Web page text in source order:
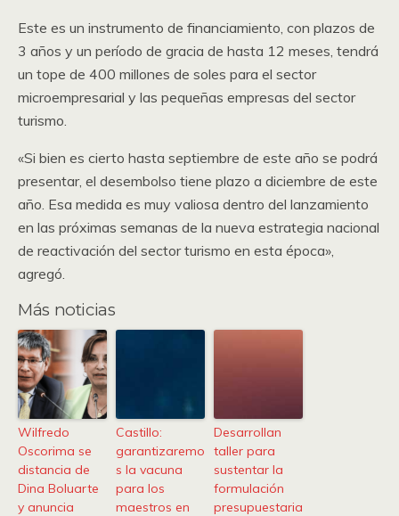
Este es un instrumento de financiamiento, con plazos de
3 años y un período de gracia de hasta 12 meses, tendrá
un tope de 400 millones de soles para el sector
microempresarial y las pequeñas empresas del sector
turismo.
«Si bien es cierto hasta septiembre de este año se podrá
presentar, el desembolso tiene plazo a diciembre de este
año. Esa medida es muy valiosa dentro del lanzamiento
en las próximas semanas de la nueva estrategia nacional
de reactivación del sector turismo en esta época»,
agregó.
Más noticias
Wilfredo
Oscorima se
distancia de
Dina Boluarte
y anuncia
Castillo:
garantizaremo
s la vacuna
para los
maestros en
Desarrollan
taller para
sustentar la
formulación
presupuestaria